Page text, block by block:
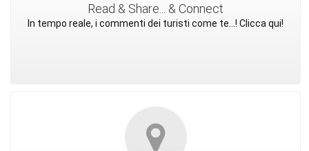
Read & Share... & Connect
In tempo reale, i commenti dei turisti come te...! Clicca qui!